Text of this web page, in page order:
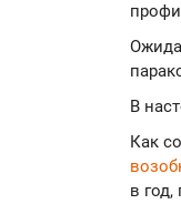
В
Как
в